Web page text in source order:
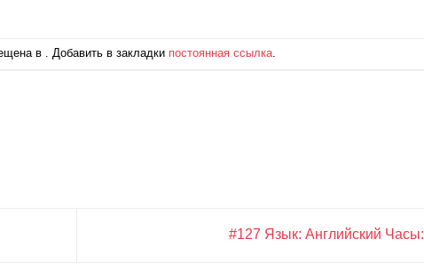
в . Добавить в закладки постоянная ссылка.
#127 Язык: Английский Часы: